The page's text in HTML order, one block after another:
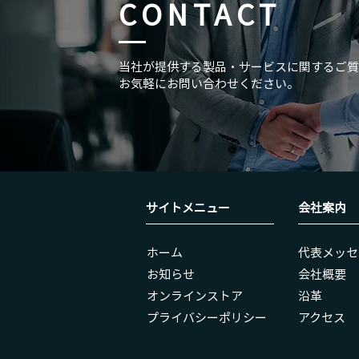
『TD SYNNEX ITソリューシ
ーケット2025 大阪』出展の
せ
CONTACT
当社が提供する製品・サービスに関するご
お気軽にお問い合わせください。
サイトメニュー
ホーム
お知らせ
オンラインストア
​プライバシーポリシー
会社案内
代表メッ
会社概要
沿革
アクセス